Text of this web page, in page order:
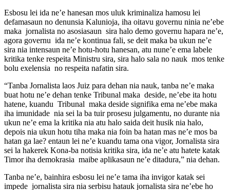
Esbosu lei ida ne’e hanesan mos uluk kriminaliza hamosu lei
defamasaun no denunsia Kalunioja, iha oitavu governu ninia ne’ebe
maka jornalista no asosiasaun sira halo demo governu hapara ne’e,
agora governu ida ne’e kontinua fali, se deit maka ba ukun ne’e
sira nia intensaun ne’e hotu-hotu hanesan, atu nune’e ema labele
kritika tenke respeita Ministru sira, sira halo sala no nauk mos tenke
bolu exelensia no respeita nafatin sira.
“Tanba Jornalista laos Juiz para dehan nia nauk, tanba ne’e maka
buat hotu ne’e dehan tenke Tribunal maka deside, ne’ebe ita hotu
hatene, kuandu Tribunal maka deside signifika ema ne’ebe maka
iha imunidade nia sei la ba tuir prosesu julgamentu, no durante nia
ukun ne’e ema la kritika nia atu halo saida deit husik nia halo,
depois nia ukun hotu tiha maka nia foin ba hatan mas ne’e mos ba
hatan ga lae? entaun lei ne’e kuandu tama ona vigor, Jornalista sira
sei la hakerek Kona-ba notisia kritika sira, ida ne’e atu hatete katak
Timor iha demokrasia maibe aplikasaun ne’e ditadura,” nia dehan.
Tanba ne’e, bainhira esbosu lei ne’e tama iha invigor katak sei
impede jornalista sira nia serbisu hatauk jornalista sira ne’ebe ho